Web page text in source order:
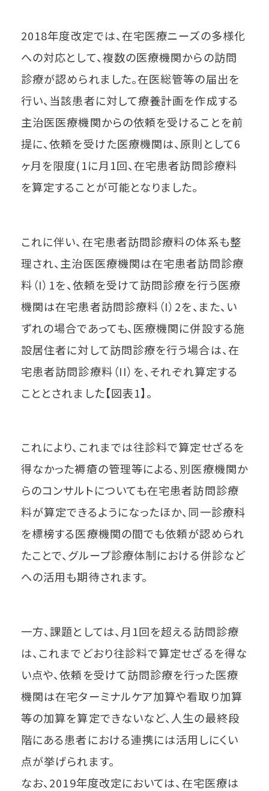
2018年度改定では、在宅医療ニーズの多様化
への対応として、複数の医療機関からの訪問
診療が認められました。在医総管等の届出を
行い、当該患者に対して療養計画を作成する
主治医医療機関からの依頼を受けることを前
提に、依頼を受けた医療機関は、原則として6
ヶ月を限度(1に月1回、在宅患者訪問診療料
を算定することが可能となりました。
これに伴い、在宅患者訪問診療料の体系も整
理され、主治医医療機関は在宅患者訪問診療
料（I）1を、依頼を受けて訪問診療を行う医療
機関は在宅患者訪問診療料（I）2を、また、い
ずれの場合であっても、医療機関に併設する施
設居住者に対して訪問診療を行う場合は、在
宅患者訪問診療料（II）を、それぞれ算定する
こととされました【図表1】。
これにより、これまでは往診料で算定せざるを
得なかった褥瘡の管理等による、別医療機関か
らのコンサルトについても在宅患者訪問診療
料が算定できるようになったほか、同一診療科
を標榜する医療機関の間でも依頼が認められ
たことで、グループ診療体制における併診など
への活用も期待されます。
一方、課題としては、月1回を超える訪問診療
は、これまでどおり往診料で算定せざるを得な
い点や、依頼を受けて訪問診療を行った医療
機関は在宅ターミナルケア加算や看取り加算
等の加算を算定できないなど、人生の最終段
階にある患者における連携には活用しにくい
点が挙げられます。
なお、2019年度改定においては、在宅医療は